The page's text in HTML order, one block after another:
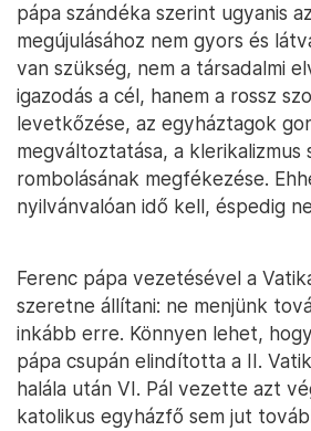
pápa szándéka szerint ugyanis
megújulásához nem gyors és
van szükség, nem a társadalmi
igazodás a cél, hanem a rossz
levetkőzése, az egyháztagok
megváltoztatása, a
rombolásának megfékezése.
nyilvánvalóan idő kell, éspedig
Ferenc pápa vezetésével a
szeretne állítani: ne menjünk
inkább erre. Könnyen lehet,
pápa csupán elindította a II.
halála után VI. Pál vezette azt
katolikus egyházfő sem jut